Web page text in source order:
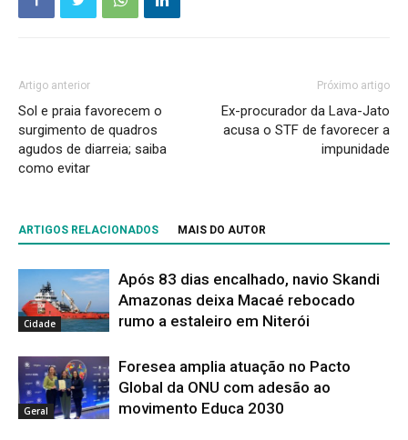
Artigo anterior
Sol e praia favorecem o
surgimento de quadros
agudos de diarreia; saiba
como evitar
Próximo artigo
Ex-procurador da Lava-Jato
acusa o STF de favorecer a
impunidade
ARTIGOS RELACIONADOS MAIS DO AUTOR
Cidade
Após 83 dias encalhado, navio Skandi
Amazonas deixa Macaé rebocado
rumo a estaleiro em Niterói
Geral
Foresea amplia atuação no Pacto
Global da ONU com adesão ao
movimento Educa 2030